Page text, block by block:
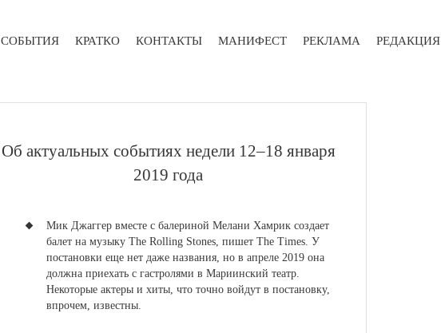
СОБЫТИЯ КРАТКО КОНТАКТЫ МАНИФЕСТ РЕКЛАМА РЕДАКЦИЯ
Об актуальных событиях недели 12–18 января
2019 года
Мик Джаггер вместе с балериной Мелани Хамрик создает
балет на музыку The Rolling Stones, пишет The Times. У
постановки еще нет даже названия, но в апреле 2019 она
должна приехать с гастролями в Мариинский театр.
Некоторые актеры и хиты, что точно войдут в постановку,
впрочем, известны.